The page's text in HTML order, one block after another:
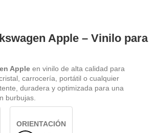
Apple – Vinilo para
Appleen vinilo de alta calidad para
carrocería, portátil o cualquier
duradera y optimizada para una
burbujas.
ORIENTACIÓN